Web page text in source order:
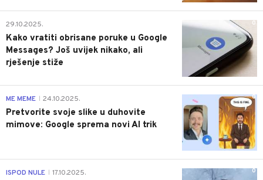
0
29.10.2025.
Kako vratiti obrisane poruke u Google
Messages? Još uvijek nikako, ali
rješenje stiže
0
ME MEME 24.10.2025.
Pretvorite svoje slike u duhovite
mimove: Google sprema novi AI trik
0
ISPOD NULE 17.10.2025.